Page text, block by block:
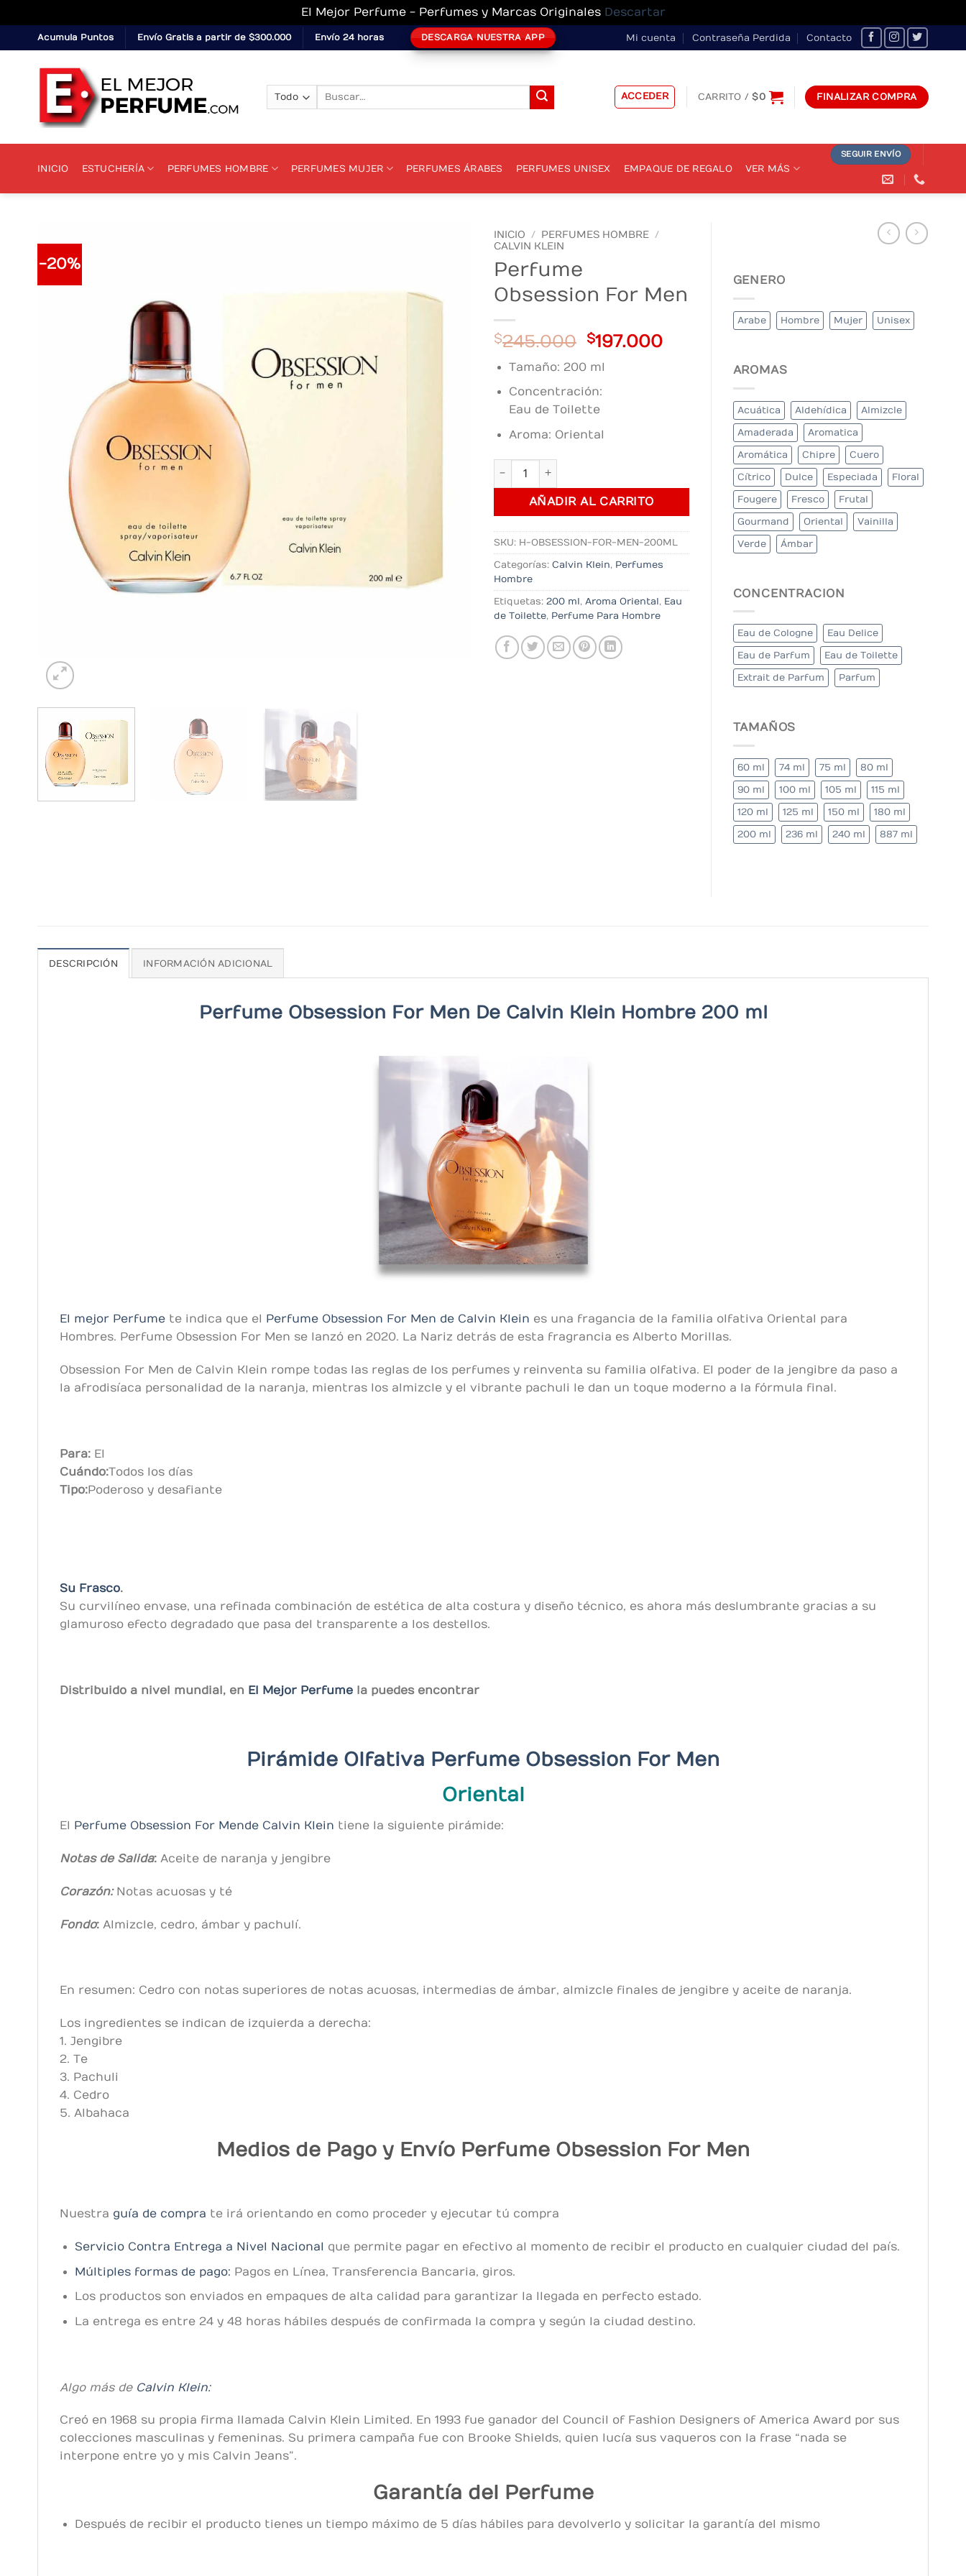
El Mejor Perfume - Perfumes y Marcas Originales Descartar
to
content
Acumula Puntos Envío Gratis a partir de $300.000 Envío 24 horas DESCARGA NUESTRA APP Mi cuenta Contraseña Perdida Contacto
ACCEDER CARRITO /$0 FINALIZAR COMPRA
INICIO ESTUCHERÍA PERFUMES HOMBRE PERFUMES MUJER PERFUMES ÁRABES PERFUMES UNISEX EMPAQUE DE REGALO VER MÁS
SEGUIR ENVÍO
-20%
INICIO / PERFUMES HOMBRE /
CALVIN KLEIN
Perfume
Obsession For Men
$245.000 Original
price
was:
$245.000.
$197.000Current
$197.000.
Tamaño: 200 ml
Concentración:
Eau de Toilette
Aroma: Oriental
Perfume Obsession For Men cantidad
AÑADIR AL CARRITO
SKU: H-OBSESSION-FOR-MEN-200ML
Categorías: Calvin Klein, Perfumes
Hombre
Etiquetas: 200 ml, Aroma Oriental, Eau
de Toilette, Perfume Para Hombre
GENERO
Arabe Hombre Mujer Unisex
AROMAS
Acuática Aldehídica Almizcle
Amaderada Aromatica
Aromática Chipre Cuero
Cítrico Dulce Especiada Floral
Fougere Fresco Frutal
Gourmand Oriental Vainilla
Verde Ámbar
CONCENTRACION
Eau de Cologne Eau Delice
Eau de Parfum Eau de Toilette
Extrait de Parfum Parfum
TAMAÑOS
60 ml 74 ml 75 ml 80 ml
90 ml 100 ml 105 ml 115 ml
120 ml 125 ml 150 ml 180 ml
200 ml 236 ml 240 ml 887 ml
DESCRIPCIÓN INFORMACIÓN ADICIONAL
Perfume Obsession For Men De Calvin Klein Hombre 200 ml
El mejor Perfume te indica que el Perfume Obsession For Men de Calvin Klein es una fragancia de la familia olfativa Oriental para
Hombres. Perfume Obsession For Men se lanzó en 2020. La Nariz detrás de esta fragrancia es Alberto Morillas.
Obsession For Men de Calvin Klein rompe todas las reglas de los perfumes y reinventa su familia olfativa. El poder de la jengibre da paso a
la afrodisíaca personalidad de la naranja, mientras los almizcle y el vibrante pachuli le dan un toque moderno a la fórmula final.
Para: El
Cuándo:Todos los días
Tipo:Poderoso y desafiante
Su Frasco.
Su curvilíneo envase, una refinada combinación de estética de alta costura y diseño técnico, es ahora más deslumbrante gracias a su
glamuroso efecto degradado que pasa del transparente a los destellos.
Distribuido a nivel mundial, en El Mejor Perfume la puedes encontrar
Pirámide Olfativa Perfume Obsession For Men
Oriental
El Perfume Obsession For Mende Calvin Klein tiene la siguiente pirámide:
Notas de Salida: Aceite de naranja y jengibre
Corazón:Notas acuosas y té
Fondo: Almizcle, cedro, ámbar y pachulí.
En resumen: Cedro con notas superiores de notas acuosas, intermedias de ámbar, almizcle finales de jengibre y aceite de naranja.
Los ingredientes se indican de izquierda a derecha:
1. Jengibre
2. Te
3. Pachuli
4. Cedro
5. Albahaca
Medios de Pago y Envío Perfume Obsession For Men
Nuestra guía de compra te irá orientando en como proceder y ejecutar tú compra
Servicio Contra Entrega a Nivel Nacional que permite pagar en efectivo al momento de recibir el producto en cualquier ciudad del país.
Múltiples formas de pago: Pagos en Línea, Transferencia Bancaria, giros.
Los productos son enviados en empaques de alta calidad para garantizar la llegada en perfecto estado.
La entrega es entre 24 y 48 horas hábiles después de confirmada la compra y según la ciudad destino.
Algo más de Calvin Klein:
Creó en 1968 su propia firma llamada Calvin Klein Limited. En 1993 fue ganador del Council of Fashion Designers of America Award por sus
colecciones masculinas y femeninas. Su primera campaña fue con Brooke Shields, quien lucía sus vaqueros con la frase “nada se
interpone entre yo y mis Calvin Jeans”.
Garantía del Perfume
Después de recibir el producto tienes un tiempo máximo de 5 días hábiles para devolverlo y solicitar la garantía del mismo